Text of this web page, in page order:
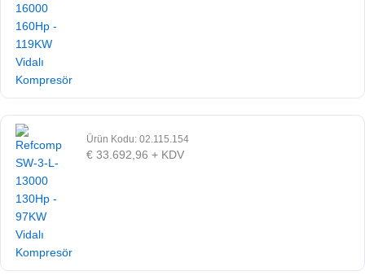
Ürün Kodu: 02.115.154
€ 33.692,96 + KDV